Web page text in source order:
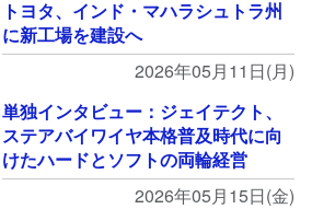
トヨタ、インド・マハラシュトラ州
に新工場を建設へ
2026年05月11日(月)
単独インタビュー：ジェイテクト、
ステアバイワイヤ本格普及時代に向
けたハードとソフトの両輪経営
2026年05月15日(金)